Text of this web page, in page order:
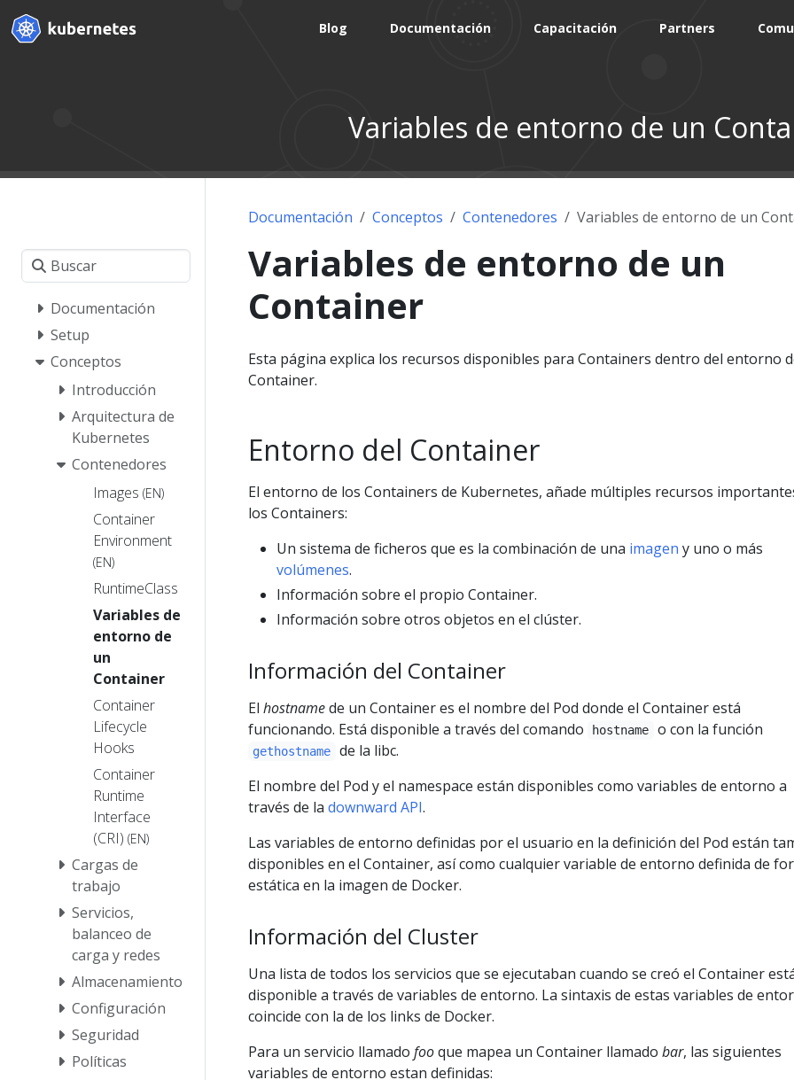
Blog Documentación Capacitación Partners
Variables de entorno de un
Documentación
Setup
Conceptos
Introducción
Arquitectura de
Kubernetes
Contenedores
Images (EN)
Container
Environment
(EN)
RuntimeClass
Variables de
entorno de
un
Container
Container
Lifecycle
Hooks
Container
Runtime
Interface
(CRI) (EN)
Cargas de
trabajo
Servicios,
balanceo de
carga y redes
Almacenamiento
Configuración
Seguridad
Políticas
Documentación Conceptos Contenedores Variables de entorno de un
Variables de entorno de un
Container
Esta página explica los recursos disponibles para Containers dentro del entorno
Container.
Entorno del Container
El entorno de los Containers de Kubernetes, añade múltiples recursos
los Containers:
Un sistema de ficheros que es la combinación de una imagen y uno o más
volúmenes.
Información sobre el propio Container.
Información sobre otros objetos en el clúster.
Información del Container
El hostnamede un Container es el nombre del Pod donde el Container está
funcionando. Está disponible a través del comando
hostname o con la función
gethostname
de la libc.
El nombre del Pod y el namespace están disponibles como variables de entorno a
través de la downward API.
Las variables de entorno definidas por el usuario en la definición del Pod están
disponibles en el Container, así como cualquier variable de entorno definida de
estática en la imagen de Docker.
Información del Cluster
Una lista de todos los servicios que se ejecutaban cuando se creó el Container
disponible a través de variables de entorno. La sintaxis de estas variables de
coincide con la de los links de Docker.
Para un servicio llamado fooque mapea un Container llamado bar, las siguientes
variables de entorno estan definidas: